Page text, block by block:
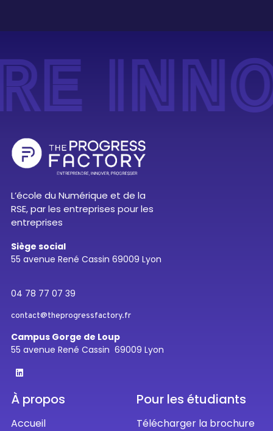
L’école du Numérique et de la
RSE, par les entreprises pour les
entreprises
Siège social
55 avenue René Cassin 69009 Lyon
04 78 77 07 39
contact@theprogressfactory.fr
Campus Gorge de Loup
55 avenue René Cassin 69009 Lyon
À propos
Accueil
Pour les étudiants
Télécharger la brochure